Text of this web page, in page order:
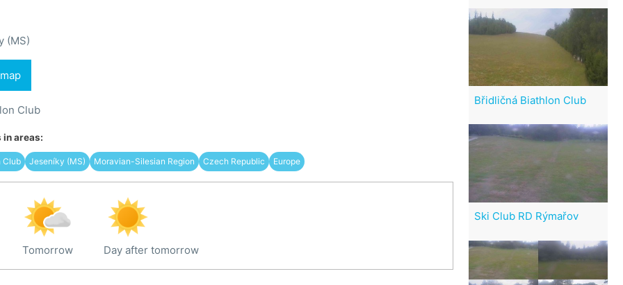
(MS)
Club
in areas:
Club Jeseníky (MS) Moravian-Silesian Region Czech Republic Europe
Tomorrow Day after tomorrow
Břidličná Biathlon Club
Ski Club RD Rýmařov